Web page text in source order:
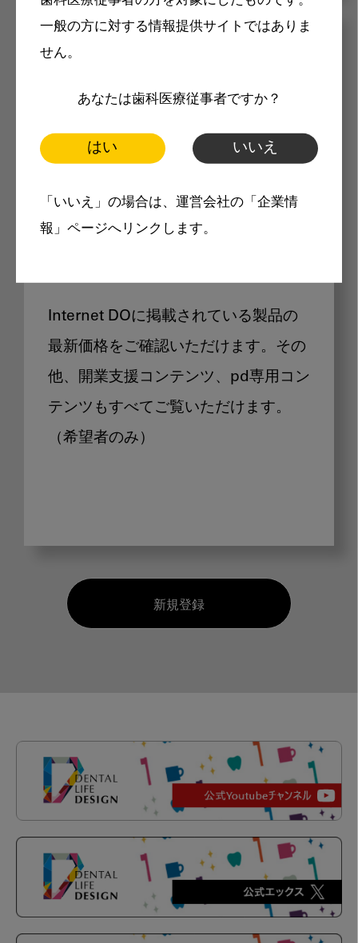
一般の方に対する情報提供サイトではありま
せん。
あなたは歯科医療従事者ですか？
はい いいえ
「いいえ」の場合は、運営会社の「企業情
報」ページへリンクします。
Internet DOに掲載されている
製品価格も閲覧可能
Internet DOに掲載されている製品の
最新価格をご確認いただけます。その
他、開業支援コンテンツ、pd専用コン
テンツもすべてご覧いただけます。
（希望者のみ）
新規登録